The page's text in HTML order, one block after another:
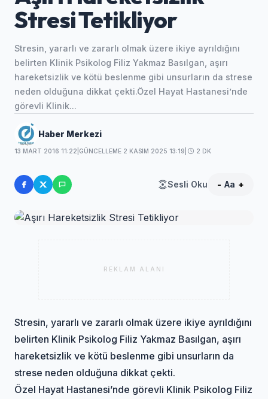
Stresi Tetikliyor
Stresin, yararlı ve zararlı olmak üzere ikiye ayrıldığını
belirten Klinik Psikolog Filiz Yakmaz Basılgan, aşırı
hareketsizlik ve kötü beslenme gibi unsurların da strese
neden olduğuna dikkat çekti.Özel Hayat Hastanesi’nde
görevli Klinik...
Haber Merkezi
13 MART 2016 11:22 GÜNCELLEME 2 KASIM 2025 13:19 2 DK
Sesli Oku - Aa +
REKLAM ALANI
Stresin, yararlı ve zararlı olmak üzere ikiye ayrıldığını
belirten Klinik Psikolog Filiz Yakmaz Basılgan, aşırı
hareketsizlik ve kötü beslenme gibi unsurların da
strese neden olduğuna dikkat çekti.
Özel Hayat Hastanesi’nde görevli Klinik Psikolog Filiz